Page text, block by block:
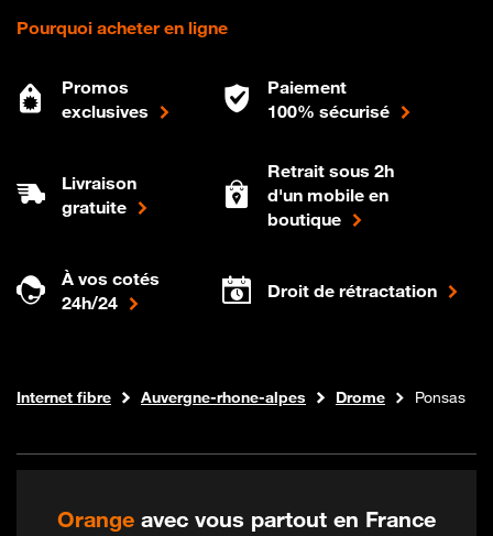
Pourquoi acheter en ligne
Promos
exclusives
Paiement
100% sécurisé
Livraison
gratuite
Retrait sous 2h
d'un mobile en
boutique
À vos cotés
24h/24
Droit de rétractation
Boutique Orange
Internet fibre Auvergne-rhone-alpes Drome Ponsas